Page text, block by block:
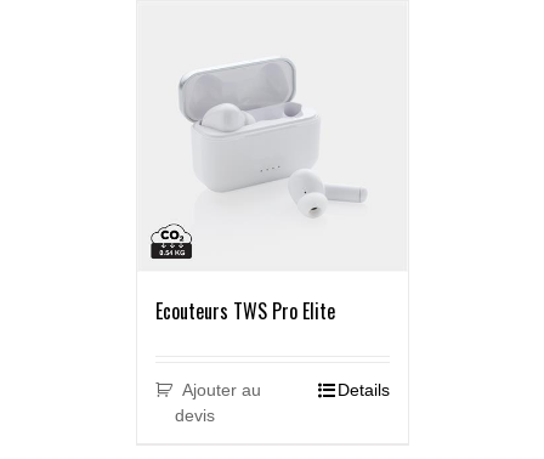
Ecouteurs TWS Pro Elite
Ajouter au
devis
Details